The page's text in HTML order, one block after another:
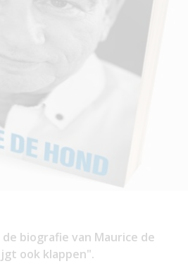
biografie van Maurice de
ook klappen".